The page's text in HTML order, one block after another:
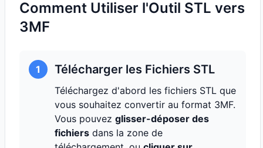
Comment Utiliser l'Outil STL vers
3MF
1 Télécharger les Fichiers STL
Téléchargez d'abord les fichiers STL que
vous souhaitez convertir au format 3MF.
Vous pouvez glisser-déposer des
fichiers dans la zone de